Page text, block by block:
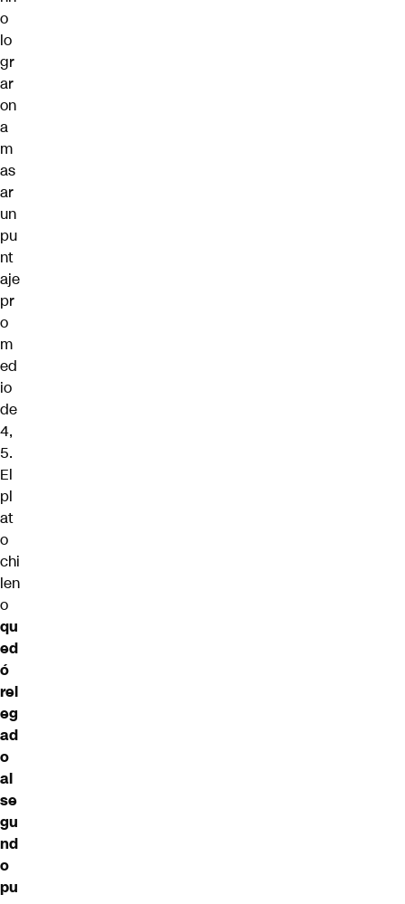
o
lo
gr
ar
on
a
m
as
ar
un
pu
nt
aje
pr
o
m
ed
io
de
4,
5.
El
pl
at
o
chi
len
o
qu
ed
ó
rel
eg
ad
o
al
se
gu
nd
o
pu